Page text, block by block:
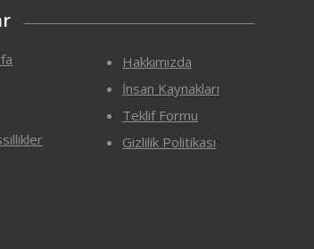
Hakkımızda
İnsan Kaynakları
Teklif Formu
Gizlilik Politikası